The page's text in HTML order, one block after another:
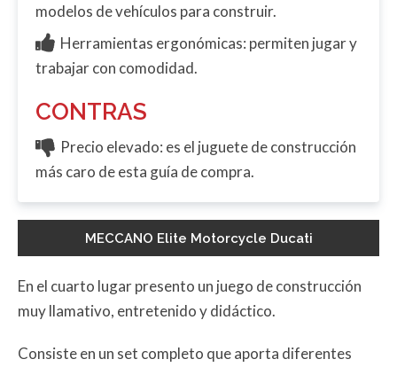
modelos de vehículos para construir.
Herramientas ergonómicas: permiten jugar y
trabajar con comodidad.
CONTRAS
Precio elevado: es el juguete de construcción
más caro de esta guía de compra.
MECCANO Elite Motorcycle Ducati
En el cuarto lugar presento un juego de construcción
muy llamativo, entretenido y didáctico.
Consiste en un set completo que aporta diferentes